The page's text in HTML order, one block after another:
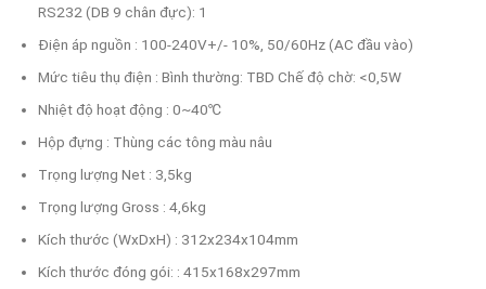
RS232 (DB 9 chân đực): 1
Điện áp nguồn : 100-240V+/- 10%, 50/60Hz (AC đầu vào)
Mức tiêu thụ điện : Bình thường: TBD Chế độ chờ: <0,5W
Nhiệt độ hoạt động : 0~40℃
Hộp đựng : Thùng các tông màu nâu
Trọng lượng Net : 3,5kg
Trọng lượng Gross : 4,6kg
Kích thước (WxDxH) : 312x234x104mm
Kích thước đóng gói: : 415x168x297mm